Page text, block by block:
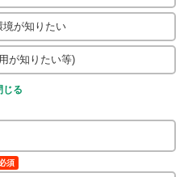
境が知りたい
が知りたい等)
じる
須